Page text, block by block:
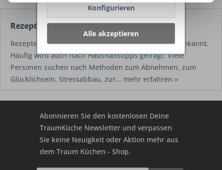
Rezepte zum selber machen für jedermann
Rezepte zum Kochen und Backen sind jedermann bekannt.
Häufig wird auch nach Haushaltstipps gefragt. Viele
Personen suchen nach Methoden zum Abnehmen, zum
Glücklichsein, Stressabbau, zur... mehr erfahren »
Abonnieren Sie den kostenlosen Deine
TraumKüche Newsletter und verpassen
Sie keine Neuigkeit oder Aktion mehr aus
dem Traum Küchen - Shop.
Konfigurieren
Alle akzeptieren